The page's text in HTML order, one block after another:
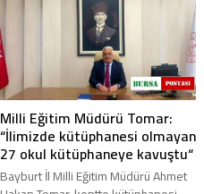
Milli Eğitim Müdürü Tomar:
“İlimizde kütüphanesi olmayan
27 okul kütüphaneye kavuştu“
Bayburt İl Milli Eğitim Müdürü Ahmet